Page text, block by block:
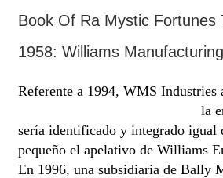
Book Of Ra Mystic Fortunes
1958: Williams
Referente a 1994, WMS Industries
la
serí­a identificado y integrado
pequeño el apelativo de Williams
En 1996, una subsidiaria de Bally